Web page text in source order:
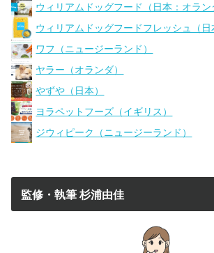
ウィリアムドッグフード（日本：オラン
ウィリアムドッグフードフレッシュ（日
ワフ（ニュージーランド）
ヤラー（オランダ）
やずや（日本）
ヨラペットフーズ（イギリス）
ジウィピーク（ニュージーランド）
監修・執筆 杉浦由佳